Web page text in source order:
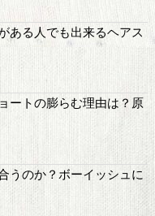
ある人でも出来るヘアス
ートの膨らむ理由は？原
うのか？ボーイッシュに